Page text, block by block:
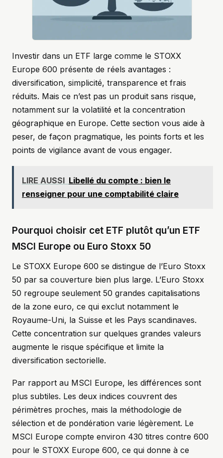
Investir dans un ETF large comme le STOXX
Europe 600 présente de réels avantages :
diversification, simplicité, transparence et frais
réduits. Mais ce n’est pas un produit sans risque,
notamment sur la volatilité et la concentration
géographique en Europe. Cette section vous aide à
peser, de façon pragmatique, les points forts et les
points de vigilance avant de vous engager.
LIRE AUSSI Libellé du compte : bien le
renseigner pour une comptabilité claire
Pourquoi choisir cet ETF plutôt qu’un ETF
MSCI Europe ou Euro Stoxx 50
Le STOXX Europe 600 se distingue de l’Euro Stoxx
50 par sa couverture bien plus large. L’Euro Stoxx
50 regroupe seulement 50 grandes capitalisations
de la zone euro, ce qui exclut notamment le
Royaume-Uni, la Suisse et les Pays scandinaves.
Cette concentration sur quelques grandes valeurs
augmente le risque spécifique et limite la
diversification sectorielle.
Par rapport au MSCI Europe, les différences sont
plus subtiles. Les deux indices couvrent des
périmètres proches, mais la méthodologie de
sélection et de pondération varie légèrement. Le
MSCI Europe compte environ 430 titres contre 600
pour le STOXX Europe 600, ce qui donne à ce